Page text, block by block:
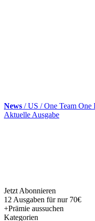
News / US / One Team
Skip
Aktuelle Ausgabe
Jetzt Abonnieren
12 Ausgaben für nur 70€
+Prämie aussuchen
Kategorien